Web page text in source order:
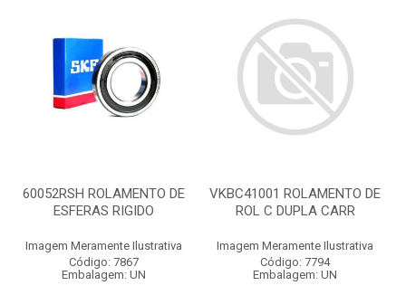
60052RSH ROLAMENTO DE
ESFERAS RIGIDO
Imagem Meramente Ilustrativa
Código: 7867
Embalagem: UN
VKBC41001 ROLAMENTO DE
ROL C DUPLA CARR
Imagem Meramente Ilustrativa
Código: 7794
Embalagem: UN